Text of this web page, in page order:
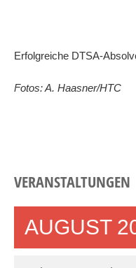
Erfolgreiche DTSA-
Fotos: A. Haasner/HTC
VERANSTALTUNGEN
AUGUST